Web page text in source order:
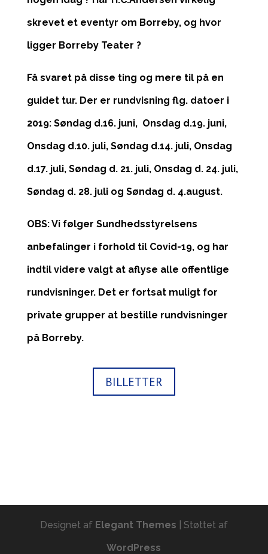
skrevet et eventyr om Borreby, og hvor
ligger Borreby Teater ?
Få svaret på disse ting og mere til på en
guidet tur. Der er rundvisning flg. datoer i
2019: Søndag d.16. juni, Onsdag d.19. juni,
Onsdag d.10. juli, Søndag d.14. juli, Onsdag
d.17. juli, Søndag d. 21. juli, Onsdag d. 24. juli,
Søndag d. 28. juli og Søndag d. 4.august.
OBS: Vi følger Sundhedsstyrelsens
anbefalinger i forhold til Covid-19, og har
indtil videre valgt at aflyse alle offentlige
rundvisninger. Det er fortsat muligt for
private grupper at bestille rundvisninger
på Borreby.
BILLETTER
Designet af Elegant Themes | Støttet af
WordPress